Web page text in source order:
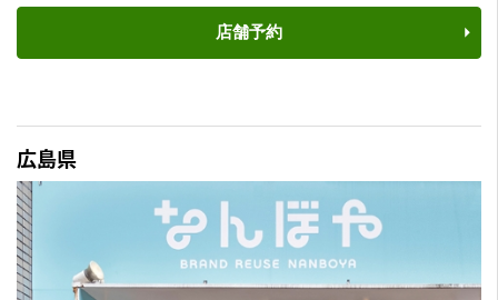
店舗予約
広島県